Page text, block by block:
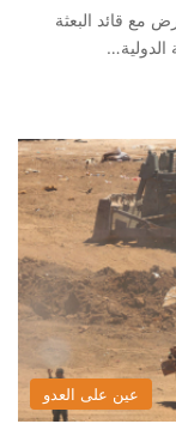
مع قائد البعثة
الدولية…
عين على العدو